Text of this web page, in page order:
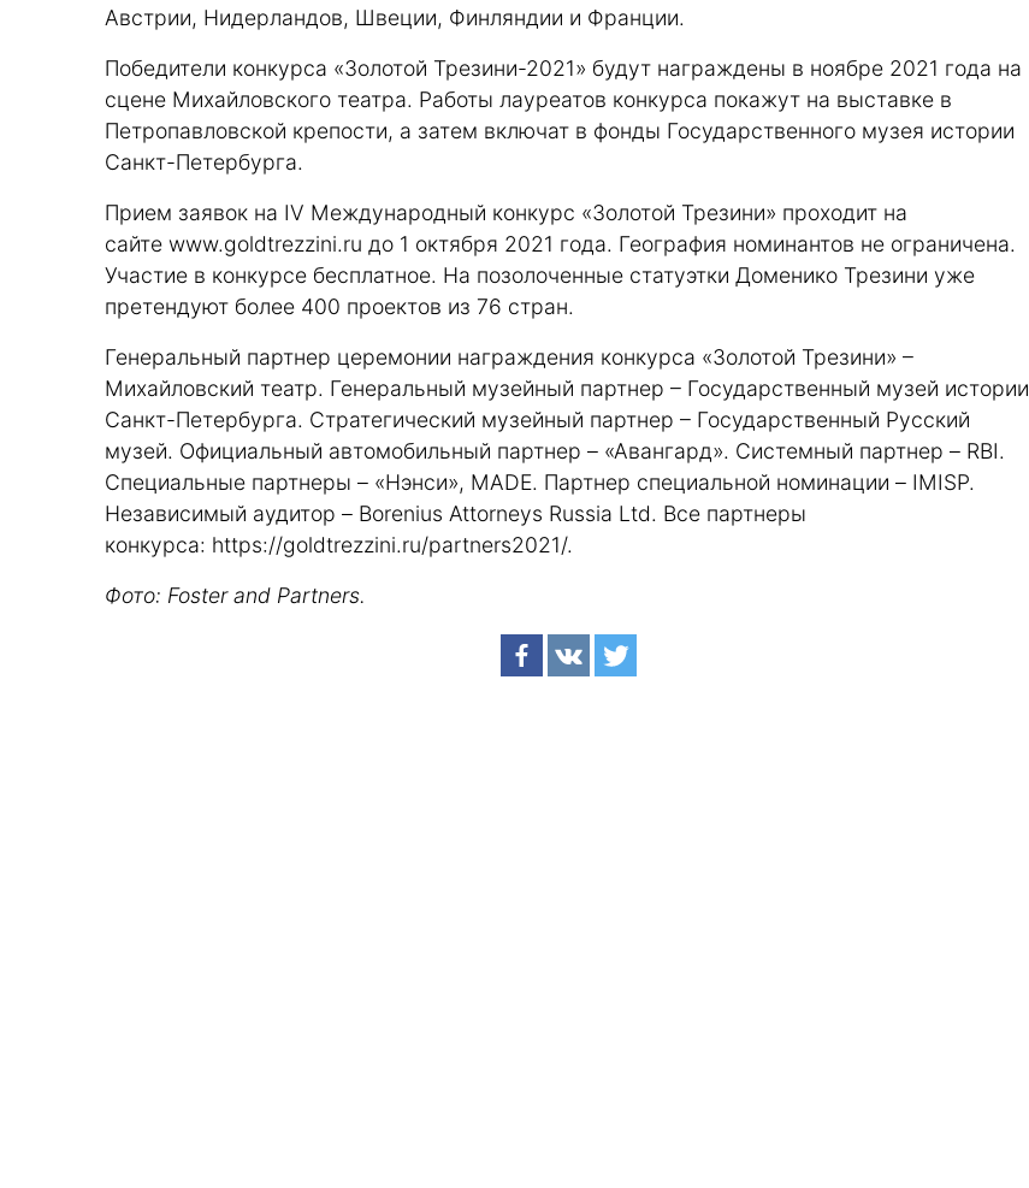
Австрии, Нидерландов, Швеции, Финляндии и Франции.
Победители конкурса «Золотой Трезини-2021» будут награждены в ноябре 2021 года на
сцене Михайловского театра. Работы лауреатов конкурса покажут на выставке в
Петропавловской крепости, а затем включат в фонды Государственного музея истории
Санкт-Петербурга.
Прием заявок на IV Международный конкурс «Золотой Трезини» проходит на
сайте www.goldtrezzini.ru до 1 октября 2021 года. География номинантов не ограничена.
Участие в конкурсе бесплатное. На позолоченные статуэтки Доменико Трезини уже
претендуют более 400 проектов из 76 стран.
Генеральный партнер церемонии награждения конкурса «Золотой Трезини» –
Михайловский театр. Генеральный музейный партнер – Государственный музей истории
Санкт-Петербурга. Стратегический музейный партнер – Государственный Русский
музей. Официальный автомобильный партнер – «Авангард». Системный партнер – RBI.
Специальные партнеры – «Нэнси», MADE. Партнер специальной номинации – IMISP.
Независимый аудитор – Borenius Attorneys Russia Ltd. Все партнеры
конкурса: https://goldtrezzini.ru/partners2021/.
Фото: Foster and Partners.